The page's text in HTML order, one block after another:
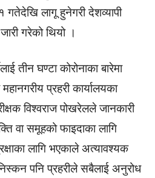
लागू हुनेगरी देशव्यापी
गरेको थियो ।
तीन घण्टा कोरोनाका बारेमा
प्रहरी कार्यालयका
विश्वराज पोखरेलले जानकारी
वा समूहको फाइदाका लागि
लागि भएकाले अत्यावश्यक
पनि प्रहरीले सबैलाई अनुरोध